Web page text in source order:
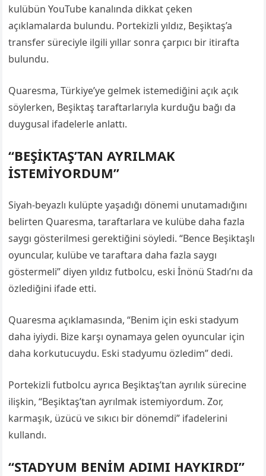
kulübün YouTube kanalında dikkat çeken
açıklamalarda bulundu. Portekizli yıldız, Beşiktaş’a
transfer süreciyle ilgili yıllar sonra çarpıcı bir itirafta
bulundu.
Quaresma, Türkiye’ye gelmek istemediğini açık açık
söylerken, Beşiktaş taraftarlarıyla kurduğu bağı da
duygusal ifadelerle anlattı.
“BEŞİKTAŞ’TAN AYRILMAK
İSTEMİYORDUM”
Siyah-beyazlı kulüpte yaşadığı dönemi unutamadığını
belirten Quaresma, taraftarlara ve kulübe daha fazla
saygı gösterilmesi gerektiğini söyledi. “Bence Beşiktaşlı
oyuncular, kulübe ve taraftara daha fazla saygı
göstermeli” diyen yıldız futbolcu, eski İnönü Stadı’nı da
özlediğini ifade etti.
Quaresma açıklamasında, “Benim için eski stadyum
daha iyiydi. Bize karşı oynamaya gelen oyuncular için
daha korkutucuydu. Eski stadyumu özledim” dedi.
Portekizli futbolcu ayrıca Beşiktaş’tan ayrılık sürecine
ilişkin, “Beşiktaş’tan ayrılmak istemiyordum. Zor,
karmaşık, üzücü ve sıkıcı bir dönemdi” ifadelerini
kullandı.
“STADYUM BENİM ADIMI HAYKIRDI”